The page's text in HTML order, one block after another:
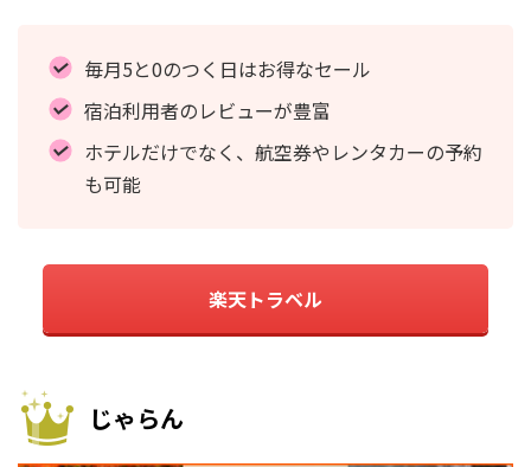
毎月5と0のつく日はお得なセール
宿泊利用者のレビューが豊富
ホテルだけでなく、航空券やレンタカーの予約
も可能
楽天トラベル
じゃらん